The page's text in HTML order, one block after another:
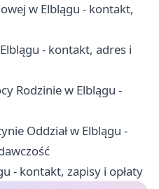
w Elblągu - kontakt,
- kontakt, adres i
Rodzinie w Elblągu -
Oddział w Elblągu -
- kontakt, zapisy i opłaty